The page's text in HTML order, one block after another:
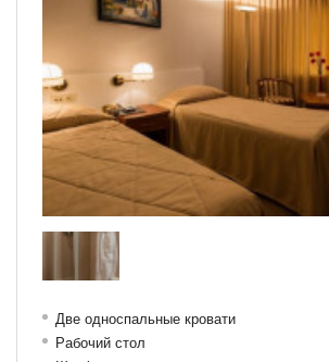
Две односпальные кровати
Рабочий стол